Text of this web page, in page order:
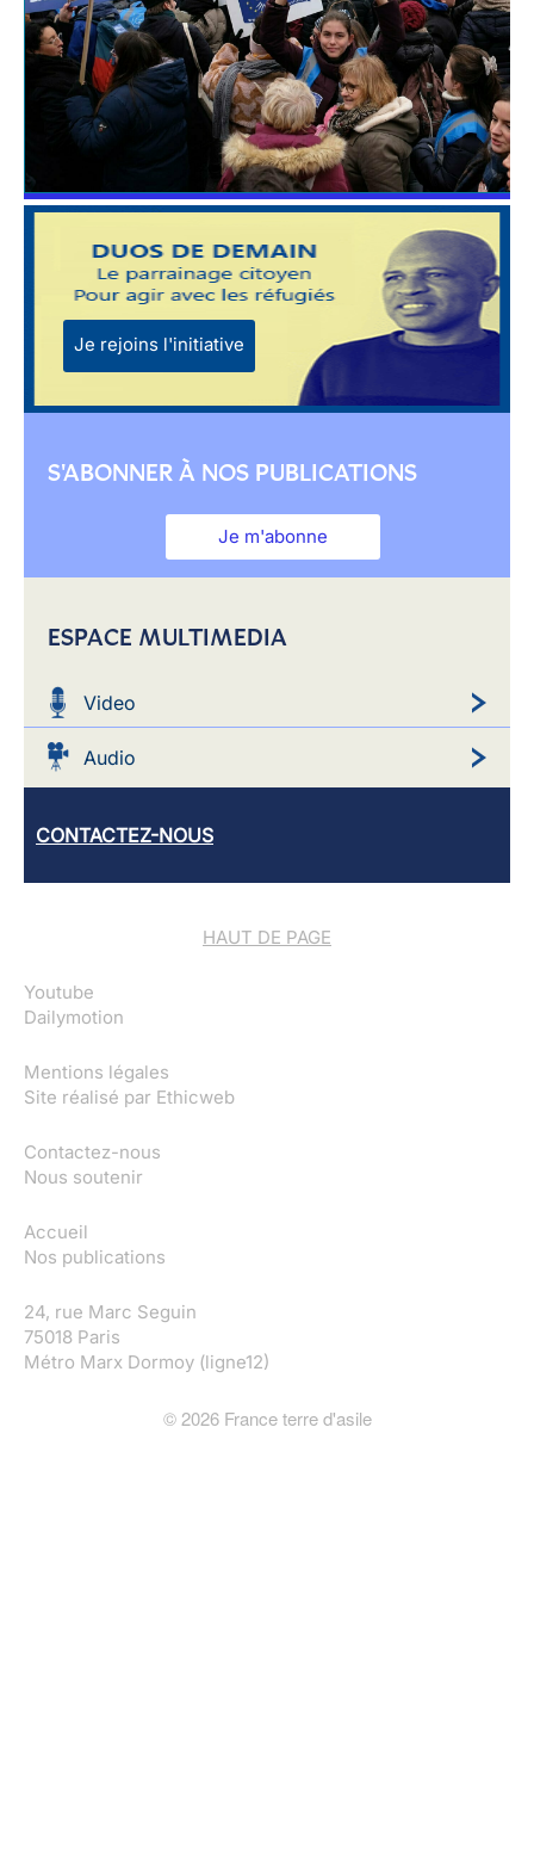
Je rejoins l'initiative
S'ABONNER À NOS PUBLICATIONS
Je m'abonne
ESPACE MULTIMEDIA
Video
Audio
CONTACTEZ-NOUS
HAUT DE PAGE
Youtube
Dailymotion
Mentions légales
Site réalisé par Ethicweb
Contactez-nous
Nous soutenir
Accueil
Nos publications
24, rue Marc Seguin
75018 Paris
Métro Marx Dormoy (ligne12)
© 2026France terre d'asile